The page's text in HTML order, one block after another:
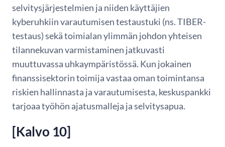
selvitysjärjestelmien ja niiden käyttäjien
kyberuhkiin varautumisen testaustuki (ns. TIBER-
testaus) sekä toimialan ylimmän johdon yhteisen
tilannekuvan varmistaminen jatkuvasti
muuttuvassa uhkaympäristössä. Kun jokainen
finanssisektorin toimija vastaa oman toimintansa
riskien hallinnasta ja varautumisesta, keskuspankki
tarjoaa työhön ajatusmalleja ja selvitysapua.
[Kalvo 10]